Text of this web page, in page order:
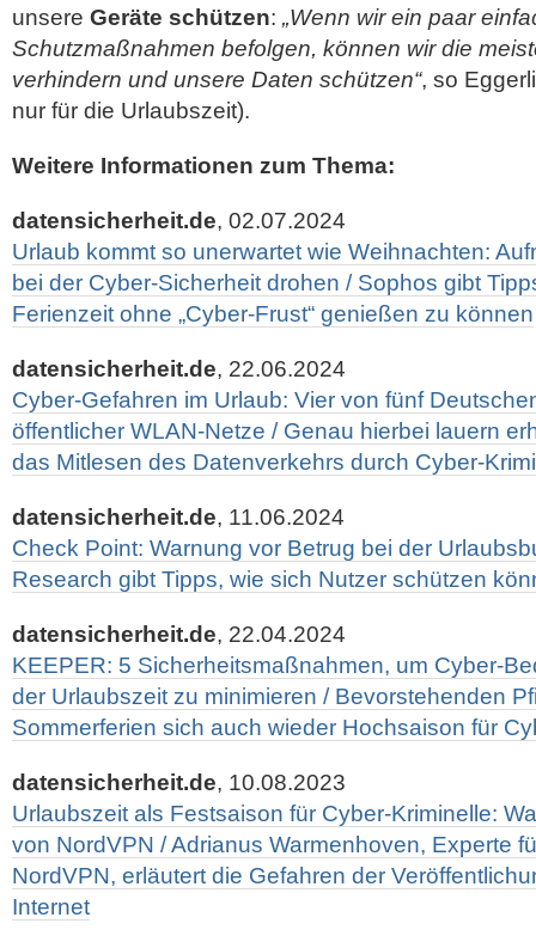
unsere Geräte schützen: „Wenn wir ein paar
Schutzmaßnahmen befolgen, können wir die
verhindern und unsere Daten schützen“, so
nur für die Urlaubszeit).
Weitere Informationen zum Thema:
datensicherheit.de, 02.07.2024
Urlaub kommt so unerwartet wie Weihnachten:
bei der Cyber-Sicherheit drohen / Sophos gibt
Ferienzeit ohne „Cyber-Frust“ genießen zu können
datensicherheit.de, 22.06.2024
Cyber-Gefahren im Urlaub: Vier von fünf
öffentlicher WLAN-Netze / Genau hierbei lauern
das Mitlesen des Datenverkehrs durch Cyber-
datensicherheit.de, 11.06.2024
Check Point: Warnung vor Betrug bei der
Research gibt Tipps, wie sich Nutzer schützen
datensicherheit.de, 22.04.2024
KEEPER: 5 Sicherheitsmaßnahmen, um Cyber-
der Urlaubszeit zu minimieren / Bevorstehenden
Sommerferien sich auch wieder Hochsaison für
datensicherheit.de, 10.08.2023
Urlaubszeit als Festsaison für Cyber-Kriminelle:
von NordVPN / Adrianus Warmenhoven, Experte
NordVPN, erläutert die Gefahren der
Internet